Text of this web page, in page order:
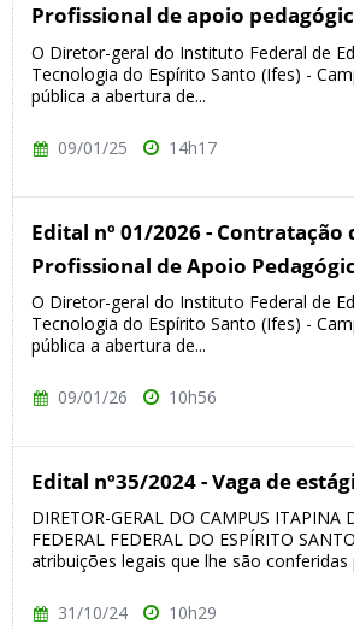
Profissional de apoio
O Diretor-geral do Instituto Federal de
Tecnologia do Espírito Santo (Ifes) -
pública a abertura de...
09/01/25 14h17
Edital nº 01/2026 - Contratação
Profissional de Apoio
O Diretor-geral do Instituto Federal de
Tecnologia do Espírito Santo (Ifes) -
pública a abertura de...
09/01/26 10h56
Edital nº35/2024 - Vaga de
DIRETOR-GERAL DO CAMPUS ITAPINA
FEDERAL FEDERAL DO ESPÍRITO
atribuições legais que lhe são conferidas
31/10/24 10h29